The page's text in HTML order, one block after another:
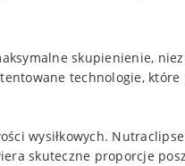
skupienienie,
technologie,
wysiłkowych.
skuteczne proporcje